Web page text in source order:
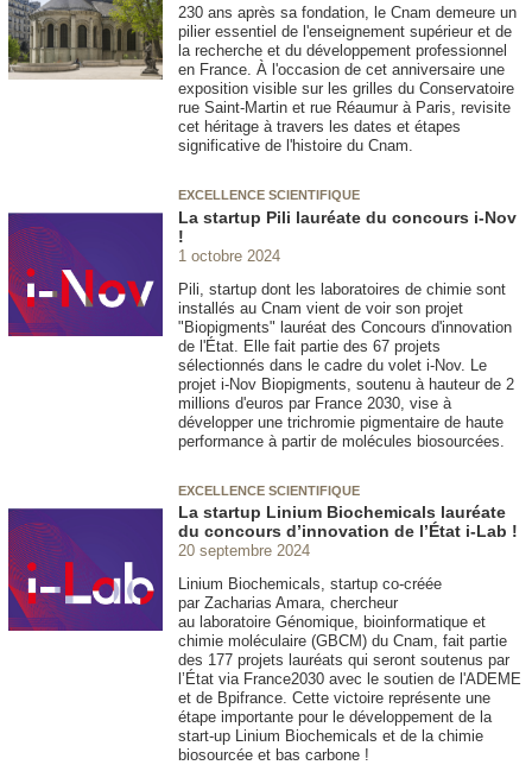
230 ans après sa fondation, le Cnam demeure un
pilier essentiel de l'enseignement supérieur et de
la recherche et du développement professionnel
en France. À l'occasion de cet anniversaire une
exposition visible sur les grilles du Conservatoire
rue Saint-Martin et rue Réaumur à Paris, revisite
cet héritage à travers les dates et étapes
significative de l'histoire du Cnam.
EXCELLENCE SCIENTIFIQUE
La startup Pili lauréate du concours i-Nov
!
1 octobre 2024
Pili, startup dont les laboratoires de chimie sont
installés au Cnam vient de voir son projet
"Biopigments" lauréat des Concours d'innovation
de l'État. Elle fait partie des 67 projets
sélectionnés dans le cadre du volet i-Nov. Le
projet i-Nov Biopigments, soutenu à hauteur de 2
millions d'euros par France 2030, vise à
développer une trichromie pigmentaire de haute
performance à partir de molécules biosourcées.
EXCELLENCE SCIENTIFIQUE
La startup Linium Biochemicals lauréate
du concours d’innovation de l’État i-Lab !
20 septembre 2024
Linium Biochemicals, startup co-créée
par Zacharias Amara, chercheur
au laboratoire Génomique, bioinformatique et
chimie moléculaire (GBCM) du Cnam, fait partie
des 177 projets lauréats qui seront soutenus par
l’État via France2030 avec le soutien de l'ADEME
et de Bpifrance. Cette victoire représente une
étape importante pour le développement de la
start-up Linium Biochemicals et de la chimie
biosourcée et bas carbone !